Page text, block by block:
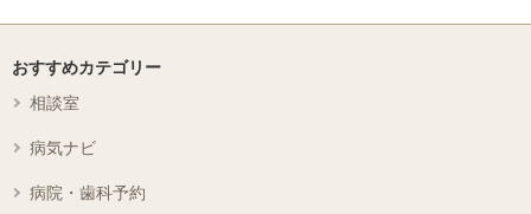
おすすめカテゴリー
相談室
病気ナビ
病院・歯科予約